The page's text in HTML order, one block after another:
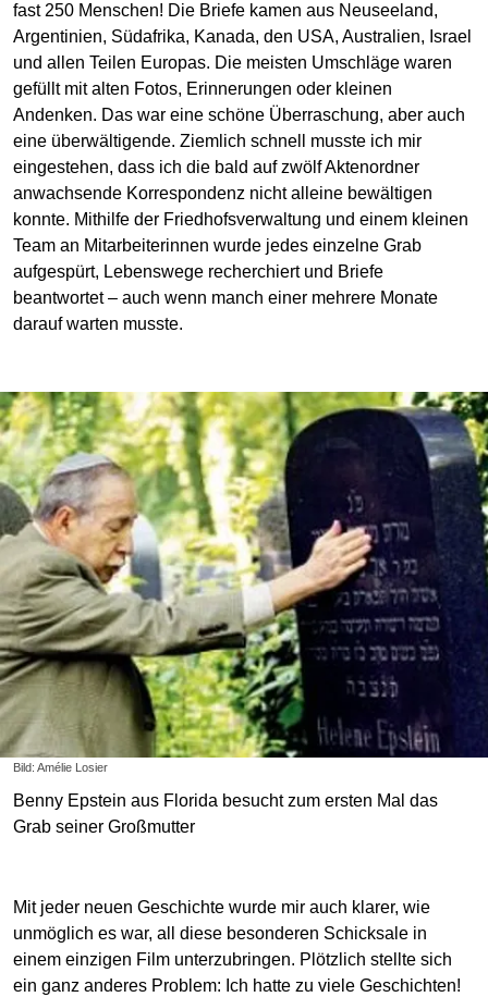
fast 250 Menschen! Die Briefe kamen aus Neuseeland,
Argentinien, Südafrika, Kanada, den USA, Australien, Israel
und allen Teilen Europas. Die meisten Umschläge waren
gefüllt mit alten Fotos, Erinnerungen oder kleinen
Andenken. Das war eine schöne Überraschung, aber auch
eine überwältigende. Ziemlich schnell musste ich mir
eingestehen, dass ich die bald auf zwölf Aktenordner
anwachsende Korrespondenz nicht alleine bewältigen
konnte. Mithilfe der Friedhofsverwaltung und einem kleinen
Team an Mitarbeiterinnen wurde jedes einzelne Grab
aufgespürt, Lebenswege recherchiert und Briefe
beantwortet – auch wenn manch einer mehrere Monate
darauf warten musste.
Bild: Amélie Losier
Benny Epstein aus Florida besucht zum ersten Mal das
Grab seiner Großmutter
Mit jeder neuen Geschichte wurde mir auch klarer, wie
unmöglich es war, all diese besonderen Schicksale in
einem einzigen Film unterzubringen. Plötzlich stellte sich
ein ganz anderes Problem: Ich hatte zu viele Geschichten!